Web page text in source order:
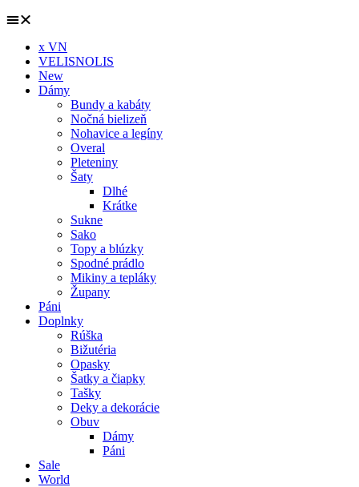
x VN
VELISNOLIS
New
Dámy
Bundy a kabáty
Nočná bielizeň
Nohavice a legíny
Overal
Pleteniny
Šaty
Dlhé
Krátke
Sukne
Sako
Topy a blúzky
Spodné prádlo
Mikiny a tepláky
Župany
Páni
Doplnky
Rúška
Bižutéria
Opasky
Šatky a čiapky
Tašky
Deky a dekorácie
Obuv
Dámy
Páni
Sale
World